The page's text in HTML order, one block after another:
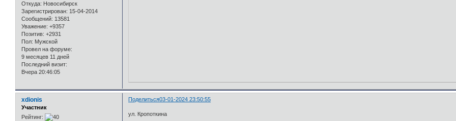
Откуда: Новосибирск
Зарегистрирован: 15-04-2014
Сообщений: 13581
Уважение: +9357
Позитив: +2931
Пол: Мужской
Провел на форуме:
9 месяцев 11 дней
Последний визит:
Вчера 20:46:05
Поделиться03-01-2024 23:50:55
xdionis
Участник
Рейтинг:
ул. Кропоткина